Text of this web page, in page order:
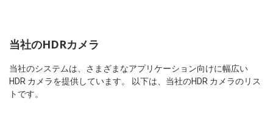
当社のHDRカメラ
当社のシステムは、さまざまなアプリケーション向けに幅広い
HDR カメラを提供しています。 以下は、当社のHDR カメラのリス
トです。